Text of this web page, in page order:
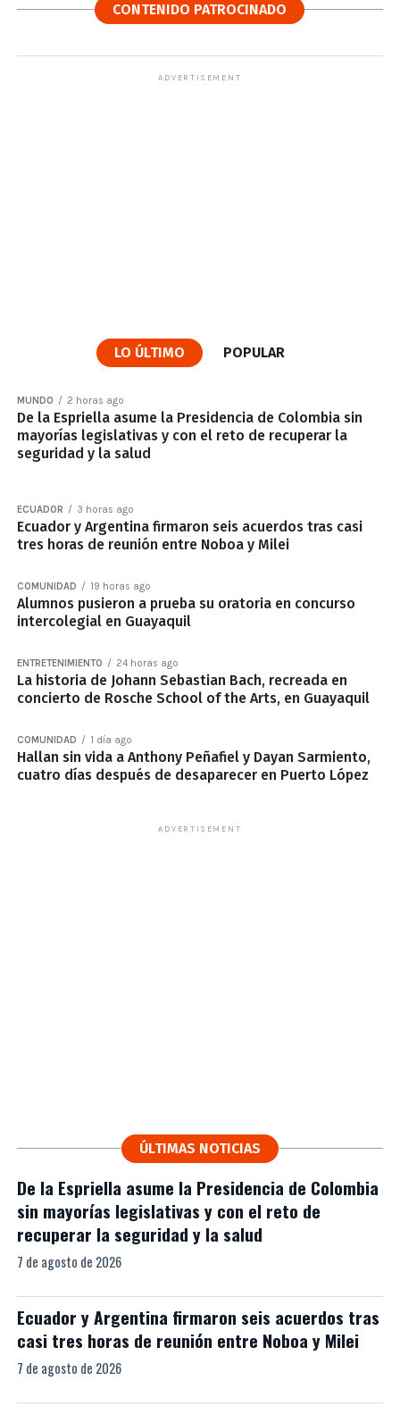
CONTENIDO PATROCINADO
ADVERTISEMENT
LO ÚLTIMO POPULAR
MUNDO 2 horas ago
De la Espriella asume la Presidencia de Colombia sin
mayorías legislativas y con el reto de recuperar la
seguridad y la salud
ECUADOR 3 horas ago
Ecuador y Argentina firmaron seis acuerdos tras casi
tres horas de reunión entre Noboa y Milei
COMUNIDAD 19 horas ago
Alumnos pusieron a prueba su oratoria en concurso
intercolegial en Guayaquil
ENTRETENIMIENTO 24 horas ago
La historia de Johann Sebastian Bach, recreada en
concierto de Rosche School of the Arts, en Guayaquil
COMUNIDAD 1 día ago
Hallan sin vida a Anthony Peñafiel y Dayan Sarmiento,
cuatro días después de desaparecer en Puerto López
ADVERTISEMENT
ÚLTIMAS NOTICIAS
De la Espriella asume la Presidencia de Colombia
sin mayorías legislativas y con el reto de
recuperar la seguridad y la salud
7 de agosto de 2026
Ecuador y Argentina firmaron seis acuerdos tras
casi tres horas de reunión entre Noboa y Milei
7 de agosto de 2026